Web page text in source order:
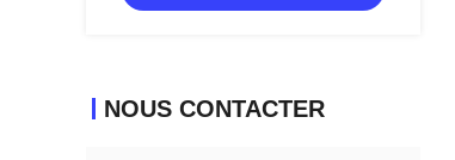
NOUS CONTACTER